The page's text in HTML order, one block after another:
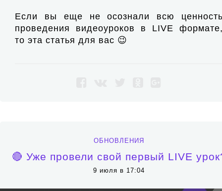
Если вы еще не осознали всю
проведения видеоуроков в LIVE
то эта статья для вас 😉
ОБНОВЛЕНИЯ
🔴 Уже провели свой первый LIVE
9 июля в 17:04